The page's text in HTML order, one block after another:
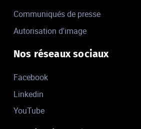
Communiqués de presse
Autorisation d'image
Nos réseaux sociaux
Facebook
Linkedin
YouTube